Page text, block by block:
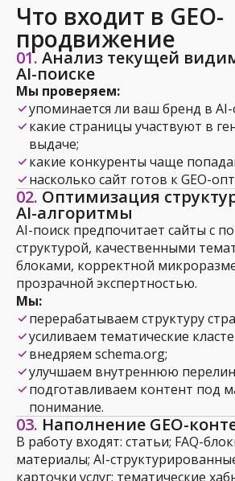
Что входит в GEO-
продвижение
01. Анализ текущей
AI-поиске
Мы проверяем:
упоминается ли ваш бренд в AI-
какие страницы участвуют в
выдаче;
какие конкуренты чаще
насколько сайт готов к GEO-
02. Оптимизация
AI-алгоритмы
AI-поиск предпочитает сайты с
структурой, качественными
блоками, корректной
прозрачной экспертностью.
Мы:
перерабатываем структуру
усиливаем тематические
внедряем schema.org;
улучшаем внутреннюю
подготавливаем контент под
понимание.
03. Наполнение GEO-
В работу входят: статьи; FAQ-
материалы; AI-
карточки услуг; тематические